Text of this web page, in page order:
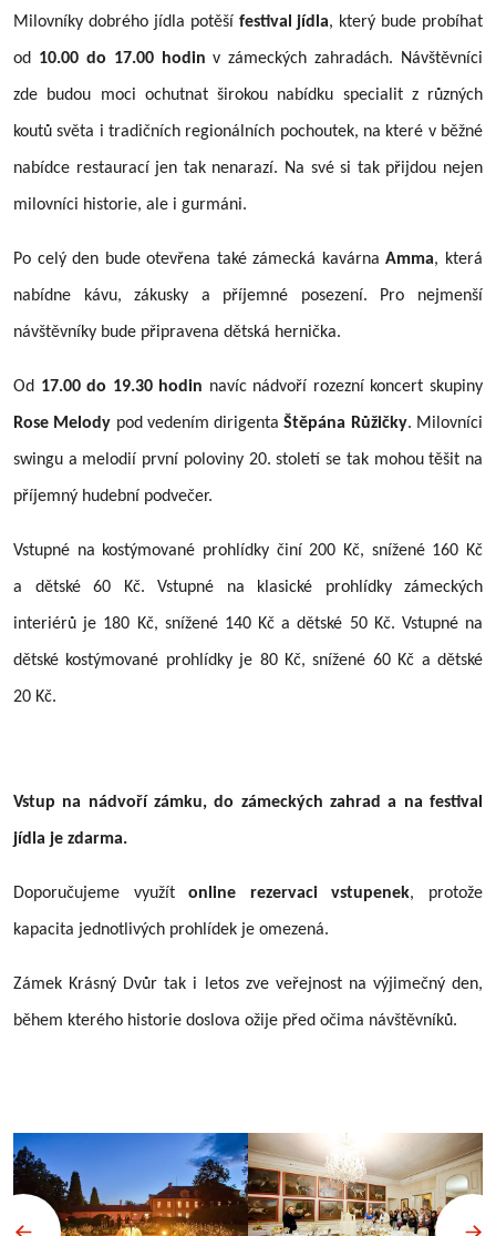
Milovníky dobrého jídla potěší festival jídla, který bude probíhat
od 10.00 do 17.00 hodin v zámeckých zahradách. Návštěvníci
zde budou moci ochutnat širokou nabídku specialit z různých
koutů světa i tradičních regionálních pochoutek, na které v běžné
nabídce restaurací jen tak nenarazí. Na své si tak přijdou nejen
milovníci historie, ale i gurmáni.
Po celý den bude otevřena také zámecká kavárnaAmma, která
nabídne kávu, zákusky a příjemné posezení. Pro nejmenší
návštěvníky bude připravena dětská hernička.
Od 17.00 do 19.30 hodin navíc nádvoří rozezní koncert skupiny
Rose Melody pod vedením dirigentaŠtěpána Růžičky. Milovníci
swingu a melodií první poloviny 20. století se tak mohou těšit na
příjemný hudební podvečer.
Vstupné na kostýmované prohlídky činí 200 Kč, snížené 160 Kč
a dětské 60 Kč. Vstupné na klasické prohlídky zámeckých
interiérů je 180 Kč, snížené 140 Kč a dětské 50 Kč. Vstupné na
dětské kostýmované prohlídky je 80 Kč, snížené 60 Kč a dětské
20 Kč.
Vstup na nádvoří zámku, do zámeckých zahrad a na festival
jídla je zdarma.
Doporučujeme využítonline rezervaci vstupenek, protože
kapacita jednotlivých prohlídek je omezená.
Zámek Krásný Dvůr tak i letos zve veřejnost na výjimečný den,
během kterého historie doslova ožije před očima návštěvníků.